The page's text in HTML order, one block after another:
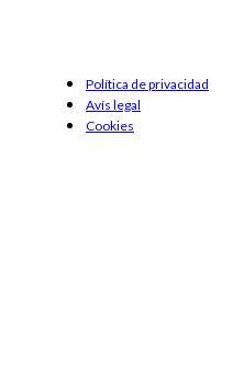
Política de privacidad
Avís legal
Cookies